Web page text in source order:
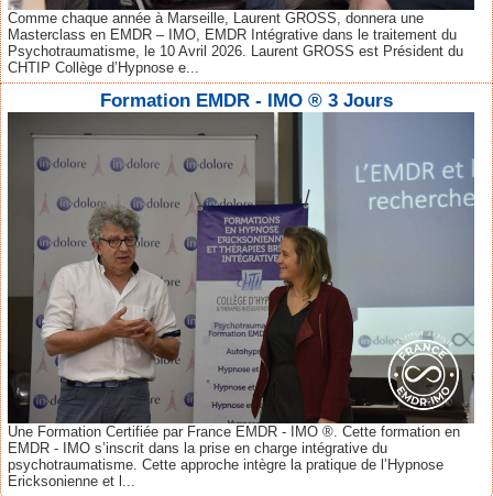
Comme chaque année à Marseille, Laurent GROSS, donnera une
Masterclass en EMDR – IMO, EMDR Intégrative dans le traitement du
Psychotraumatisme, le 10 Avril 2026. Laurent GROSS est Président du
CHTIP Collège d’Hypnose e...
Formation EMDR - IMO ® 3 Jours
Une Formation Certifiée par France EMDR - IMO ®. Cette formation en
EMDR - IMO s’inscrit dans la prise en charge intégrative du
psychotraumatisme. Cette approche intègre la pratique de l’Hypnose
Ericksonienne et l...